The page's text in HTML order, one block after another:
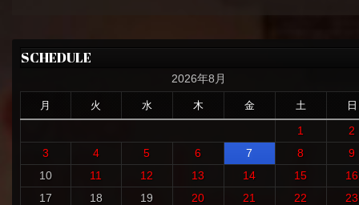
SCHEDULE
2026年8月
月 火 水 木 金 土 日
1
2
3
4 5 6 7 8
9
10
11 12 13 14 15
16
17
18 19 20 21 22
23